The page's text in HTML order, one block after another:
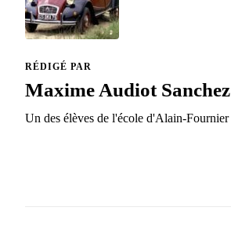
RÉDIGÉ PAR
Maxime Audiot Sanchez
Un des élèves de l'école d'Alain-Fournier